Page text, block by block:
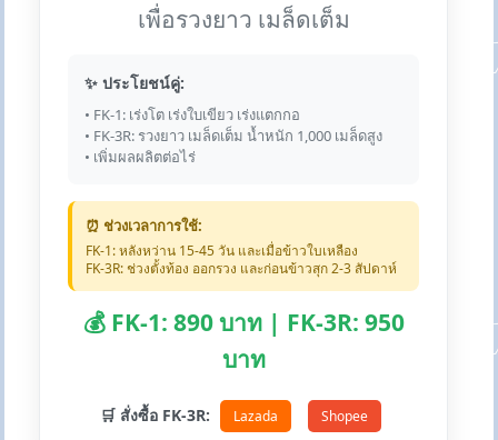
เพื่อรวงยาว เมล็ดเต็ม
✨ ประโยชน์คู่:
• FK-1: เร่งโต เร่งใบเขียว เร่งแตกกอ
• FK-3R: รวงยาว เมล็ดเต็ม น้ำหนัก 1,000 เมล็ดสูง
• เพิ่มผลผลิตต่อไร่
⏰ ช่วงเวลาการใช้:
FK-1: หลังหว่าน 15-45 วัน และเมื่อข้าวใบเหลือง
FK-3R: ช่วงตั้งท้อง ออกรวง และก่อนข้าวสุก 2-3 สัปดาห์
💰 FK-1: 890 บาท | FK-3R: 950
บาท
🛒 สั่งซื้อ FK-3R: Lazada Shopee